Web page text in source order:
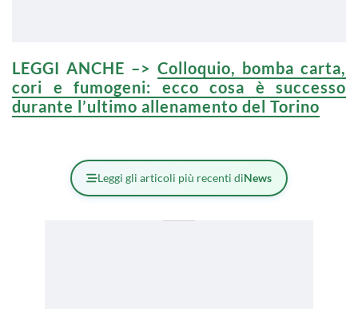
LEGGI ANCHE –> Colloquio, bomba carta,
cori e fumogeni: ecco cosa è successo
durante l’ultimo allenamento del Torino
Leggi gli articoli più recenti diNews